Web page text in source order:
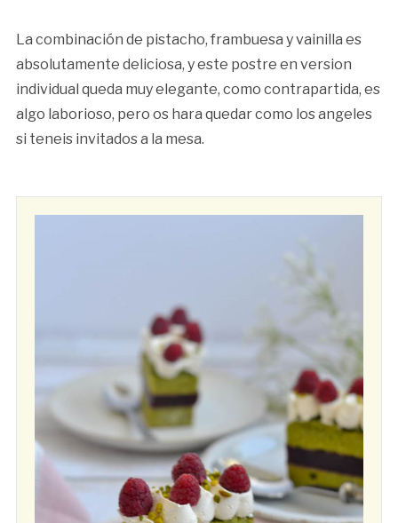
La combinación de pistacho, frambuesa y vainilla es
absolutamente deliciosa, y este postre en version
individual queda muy elegante, como contrapartida, es
algo laborioso, pero os hara quedar como los angeles
si teneis invitados a la mesa.